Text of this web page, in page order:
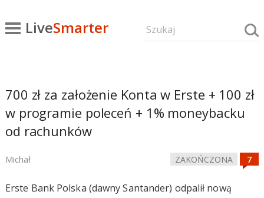
LiveSmarter
700 zł za założenie Konta w Erste + 100 zł
w programie poleceń + 1% moneybacku
od rachunków
Michał ZAKOŃCZONA
Erste Bank Polska (dawny Santander) odpalił nową